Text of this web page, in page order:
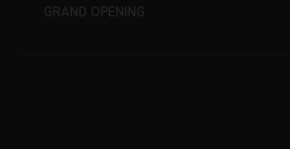
GRAND OPENING